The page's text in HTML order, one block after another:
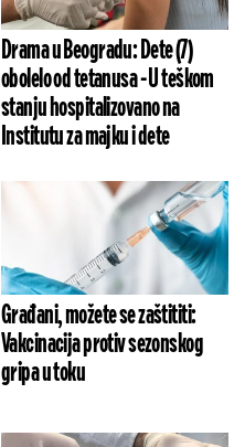
Drama u Beogradu: Dete (7)
obolelo od tetanusa - U teškom
stanju hospitalizovano na
Institutu za majku i dete
Građani, možete se zaštititi:
Vakcinacija protiv sezonskog
gripa u toku